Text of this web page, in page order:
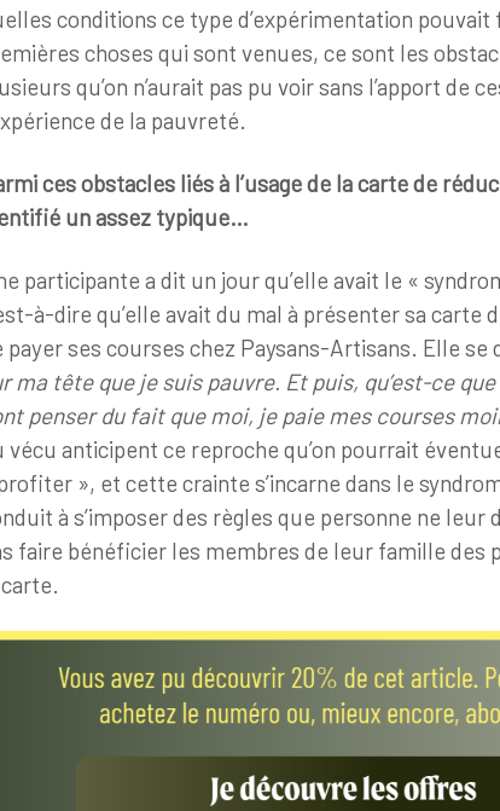
conditions ce type d’expérimentation pouvait
choses qui sont venues, ce sont les
qu’on n’aurait pas pu voir sans l’apport de
de la pauvreté.
ces obstacles liés à l’usage de la carte de
un assez typique…
participante a dit un jour qu’elle avait le «
à-dire qu’elle avait du mal à présenter sa carte
payer ses courses chez Paysans-Artisans. Elle se
ma tête que je suis pauvre. Et puis, qu’est-ce
penser du fait que moi, je paie mes courses
vécu anticipent ce reproche qu’on pourrait
», et cette crainte s’incarne dans le
à s’imposer des règles que personne ne leur
faire bénéficier les membres de leur famille des